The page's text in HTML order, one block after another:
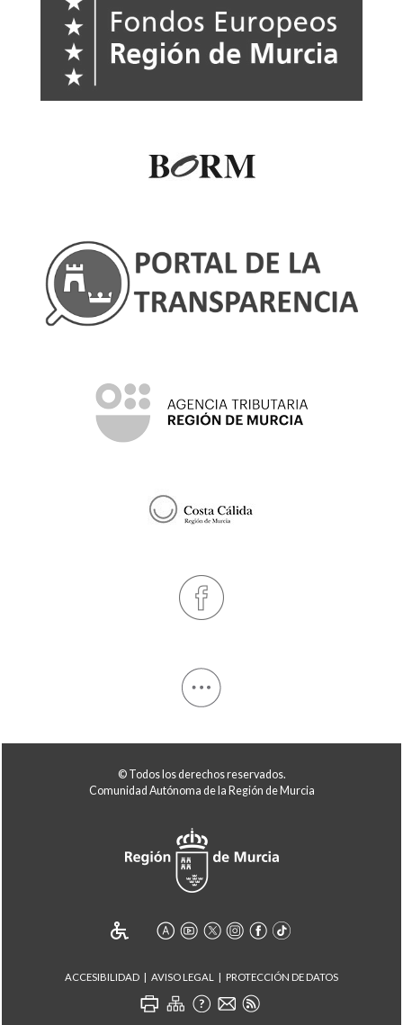
© Todos los derechos reservados.
Comunidad Autónoma de la Región de Murcia
ACCESIBILIDAD AVISO LEGAL PROTECCIÓN DE DATOS